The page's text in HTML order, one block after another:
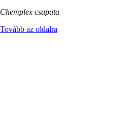
Chemplex csapata
Tovább az oldalra